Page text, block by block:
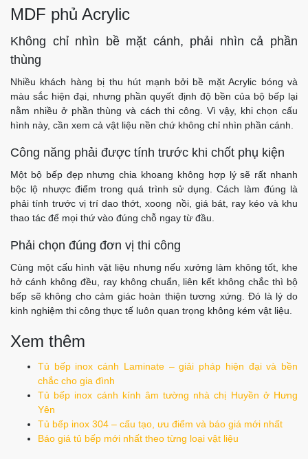
MDF phủ Acrylic
Không chỉ nhìn bề mặt cánh, phải nhìn cả phần
thùng
Nhiều khách hàng bị thu hút mạnh bởi bề mặt Acrylic bóng và
màu sắc hiện đại, nhưng phần quyết định độ bền của bộ bếp lại
nằm nhiều ở phần thùng và cách thi công. Vì vậy, khi chọn cấu
hình này, cần xem cả vật liệu nền chứ không chỉ nhìn phần cánh.
Công năng phải được tính trước khi chốt phụ kiện
Một bộ bếp đẹp nhưng chia khoang không hợp lý sẽ rất nhanh
bộc lộ nhược điểm trong quá trình sử dụng. Cách làm đúng là
phải tính trước vị trí dao thớt, xoong nồi, giá bát, ray kéo và khu
thao tác để mọi thứ vào đúng chỗ ngay từ đầu.
Phải chọn đúng đơn vị thi công
Cùng một cấu hình vật liệu nhưng nếu xưởng làm không tốt, khe
hở cánh không đều, ray không chuẩn, liên kết không chắc thì bộ
bếp sẽ không cho cảm giác hoàn thiện tương xứng. Đó là lý do
kinh nghiệm thi công thực tế luôn quan trọng không kém vật liệu.
Xem thêm
Tủ bếp inox cánh Laminate – giải pháp hiện đại và bền
chắc cho gia đình
Tủ bếp inox cánh kính âm tường nhà chị Huyền ở Hưng
Yên
Tủ bếp inox 304 – cấu tạo, ưu điểm và báo giá mới nhất
Báo giá tủ bếp mới nhất theo từng loại vật liệu